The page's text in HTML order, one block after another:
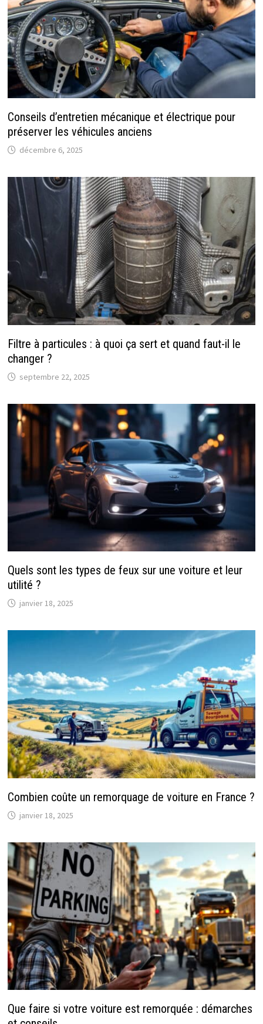
Conseils d’entretien mécanique et électrique pour
préserver les véhicules anciens
décembre 6, 2025
Filtre à particules : à quoi ça sert et quand faut-il le
changer ?
septembre 22, 2025
Quels sont les types de feux sur une voiture et leur
utilité ?
janvier 18, 2025
Combien coûte un remorquage de voiture en France ?
janvier 18, 2025
Que faire si votre voiture est remorquée : démarches